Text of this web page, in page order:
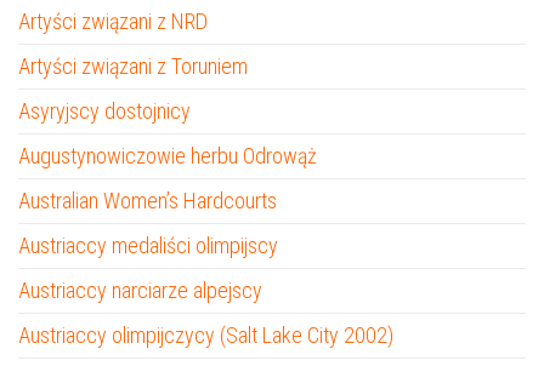
Artyści związani z NRD
Artyści związani z Toruniem
Asyryjscy dostojnicy
Augustynowiczowie herbu Odrowąż
Australian Women’s Hardcourts
Austriaccy medaliści olimpijscy
Austriaccy narciarze alpejscy
Austriaccy olimpijczycy (Salt Lake City 2002)